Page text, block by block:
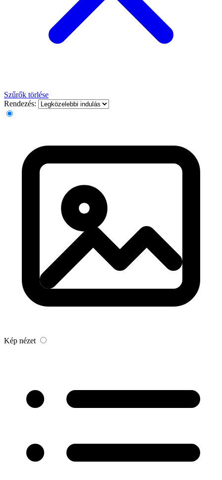
Szűrők törlése
Rendezés:
Kép nézet